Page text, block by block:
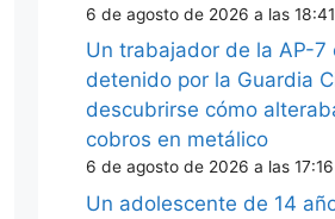
6 de agosto de 2026 a las 18:41
Un trabajador de la AP-7
detenido por la Guardia
descubrirse cómo
cobros en metálico
6 de agosto de 2026 a las 17:16
Un adolescente de 14